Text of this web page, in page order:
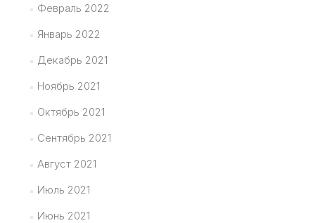
Февраль 2022
Январь 2022
Декабрь 2021
Ноябрь 2021
Октябрь 2021
Сентябрь 2021
Август 2021
Июль 2021
Июнь 2021